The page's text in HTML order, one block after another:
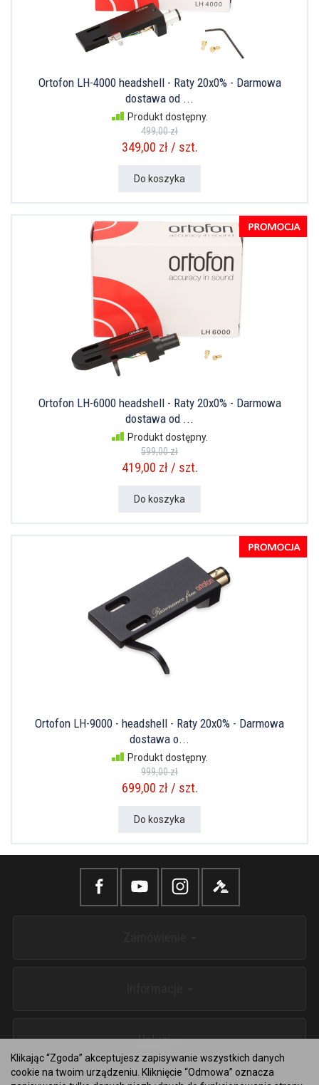
Ortofon LH-4000 headshell - Raty 20x0% - Darmowa
dostawa od ...
Produkt dostępny.
499,00 zł
349,00 zł / szt.
Do koszyka
Ortofon LH-6000 headshell - Raty 20x0% - Darmowa
dostawa od ...
Produkt dostępny.
599,00 zł
419,00 zł / szt.
Do koszyka
Ortofon LH-9000 - headshell - Raty 20x0% - Darmowa
dostawa o...
Produkt dostępny.
999,00 zł
699,00 zł / szt.
Do koszyka
Usługi
Klikając “Zgoda” akceptujesz zapisywanie wszystkich danych
cookie na twoim urządzeniu. Kliknięcie “Odmowa” oznacza